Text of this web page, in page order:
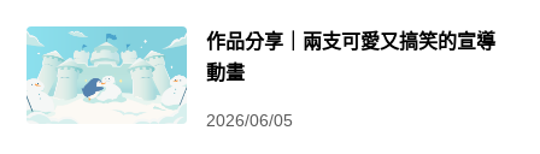
作品分享｜兩支可愛又搞笑的宣導
動畫
2026/06/05